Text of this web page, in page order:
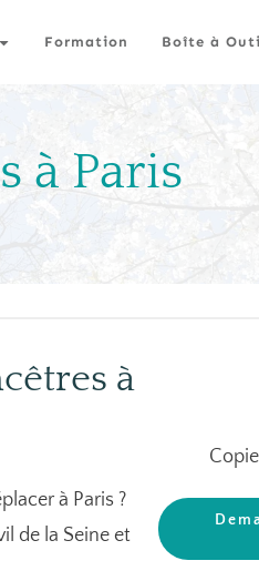
Formation Boîte à
à Paris
à
à Paris ?
de la Seine et